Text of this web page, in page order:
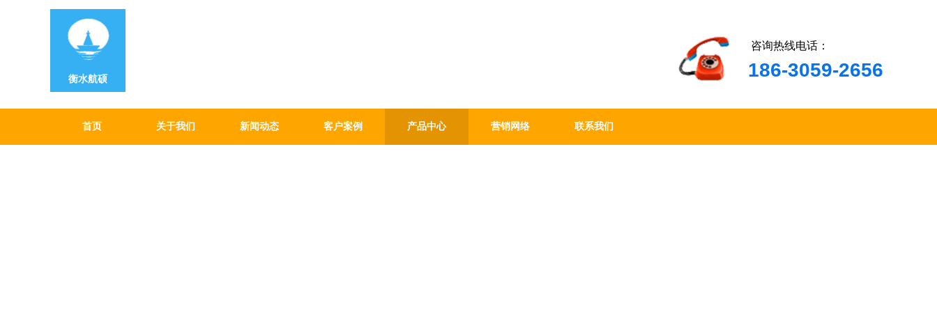
衡水航硕
咨询热线电话：
186-3059-2656
首页 关于我们 新闻动态 客户案例 产品中心 营销网络 联系我们